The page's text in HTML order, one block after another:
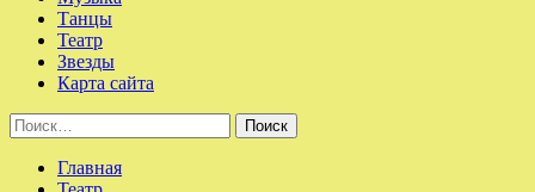
Танцы
Театр
Звезды
Карта сайта
Найти:
Главная